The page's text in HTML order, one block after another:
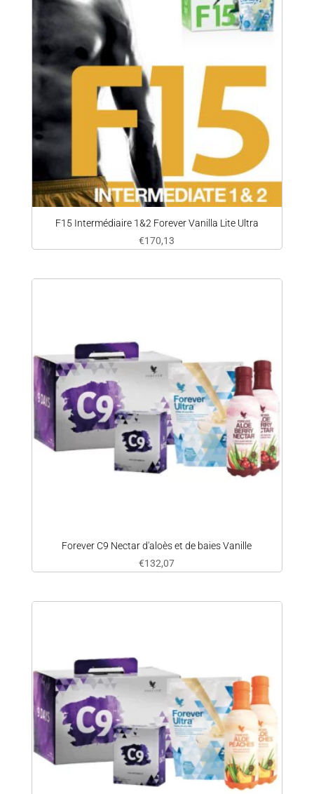
F15 Intermédiaire 1&2 Forever Vanilla Lite Ultra
€170,13
Forever C9 Nectar d'aloès et de baies Vanille
€132,07